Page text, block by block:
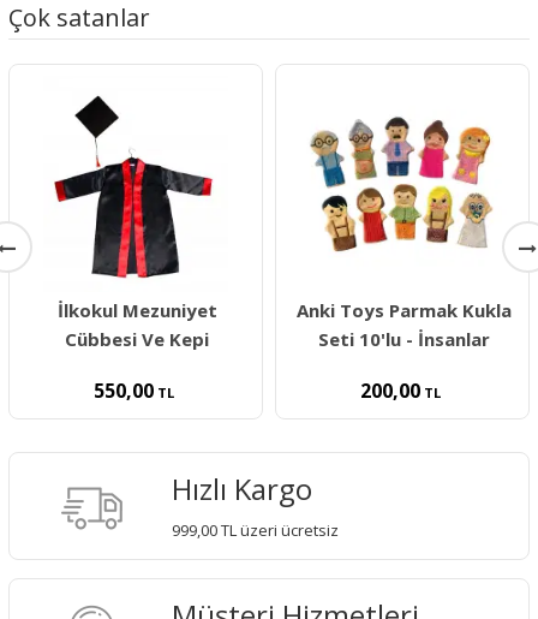
Çok satanlar
İlkokul Mezuniyet
Cübbesi Ve Kepi
550,00 TL
Anki Toys Parmak Kukla
Seti 10'lu - İnsanlar
200,00 TL
Hızlı Kargo
999,00 TL üzeri ücretsiz